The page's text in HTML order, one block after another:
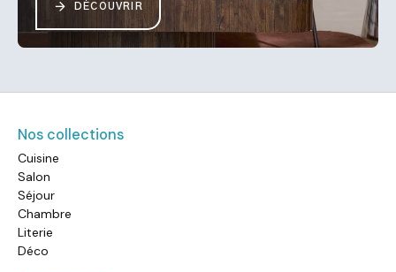
DÉCOUVRIR
Nos collections
Cuisine
Salon
Séjour
Chambre
Literie
Déco